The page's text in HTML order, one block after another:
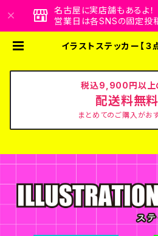
名古屋に実店舗もあるよ！
営業日は各SNSの固定投稿
イラストステッカー【３
税込9,900円以上
配送料無
まとめてのご購入がお